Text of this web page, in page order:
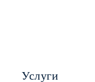
Услуги